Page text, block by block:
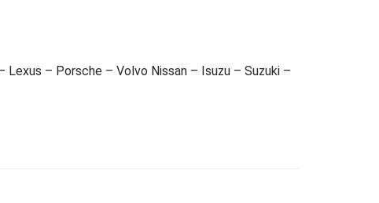
– Porsche – Volvo Nissan – Isuzu – Suzuki –